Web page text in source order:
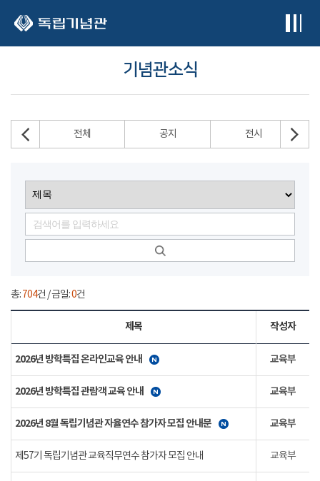
기념관소식
전체 공지 전시
총: 704건 / 금일:0건
제목 작성자
2026년 방학특집 온라인교육 안내 교육부
2026년 방학특집 관람객 교육 안내 교육부
2026년 8월 독립기념관 자율연수 참가자 모집 안내문 교육부
제57기 독립기념관 교육직무연수 참가자 모집 안내 교육부